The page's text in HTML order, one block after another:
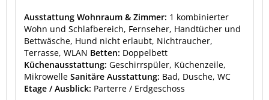
Ausstattung Wohnraum & Zimmer: 1 kombinierter
Wohn und Schlafbereich, Fernseher, Handtücher und
Bettwäsche, Hund nicht erlaubt, Nichtraucher,
Terrasse, WLAN Betten: Doppelbett
Küchenausstattung: Geschirrspüler, Küchenzeile,
Mikrowelle Sanitäre Ausstattung: Bad, Dusche, WC
Etage / Ausblick: Parterre / Erdgeschoss